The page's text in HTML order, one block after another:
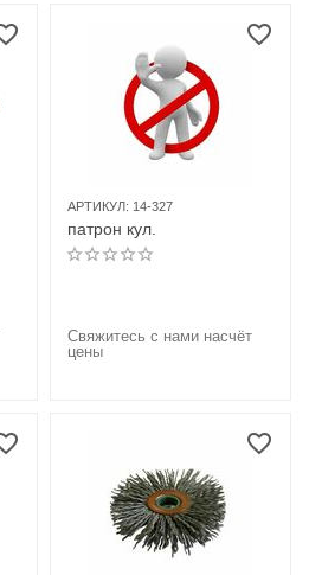
АРТИКУЛ: 14-327
патрон кул.
Свяжитесь с нами насчёт
цены